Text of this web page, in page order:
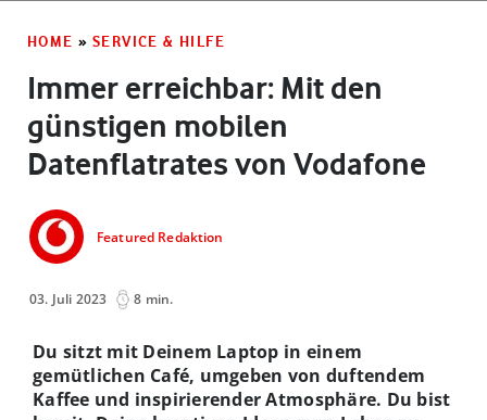
HOME » SERVICE & HILFE
Immer erreichbar: Mit den
günstigen mobilen
Datenflatrates von Vodafone
Featured Redaktion
03. Juli 2023 8 min.
Du sitzt mit Deinem Laptop in einem
gemütlichen Café, umgeben von duftendem
Kaffee und inspirierender Atmosphäre. Du bist